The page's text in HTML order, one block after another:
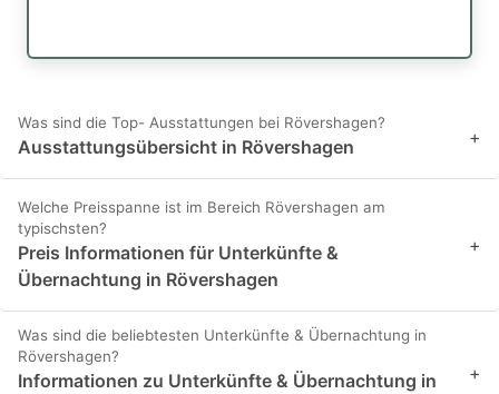
Was sind die Top- Ausstattungen bei Rövershagen?
Ausstattungsübersicht in Rövershagen +
Welche Preisspanne ist im Bereich Rövershagen am
typischsten?
Preis Informationen für Unterkünfte &
Übernachtung in Rövershagen
+
Was sind die beliebtesten Unterkünfte & Übernachtung in
Rövershagen?
Informationen zu Unterkünfte & Übernachtung in
+